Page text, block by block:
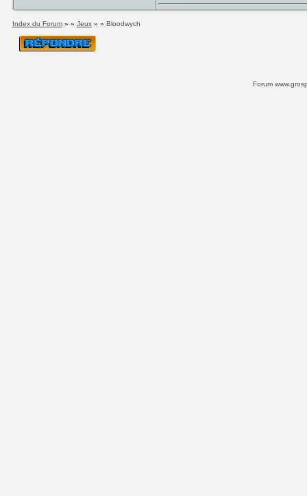
Index du Forum» » Jeux» » Bloodwych
Forum